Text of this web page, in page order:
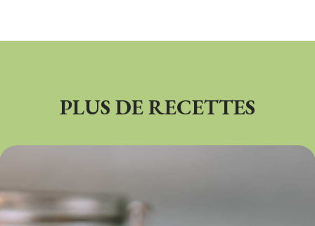
PLUS DE RECETTES